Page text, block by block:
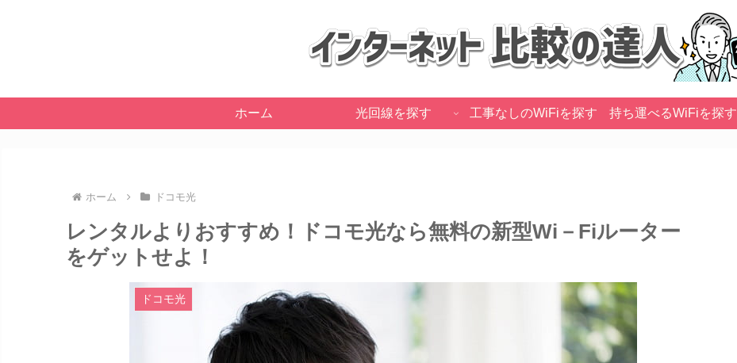
ホーム 光回線を探す 工事なしのWiFiを探す 持ち運べるWiFiを探す
ホーム ドコモ光
レンタルよりおすすめ！ドコモ光なら無料の新型Wi－Fiルーター
をゲットせよ！
ドコモ光